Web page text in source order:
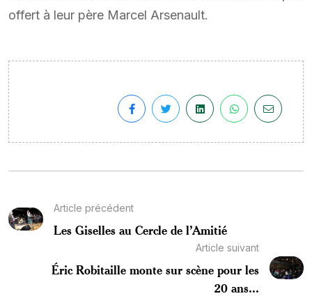
offert à leur père Marcel Arsenault.
Article précédent
Les Giselles au Cercle de l’Amitié
Article suivant
Éric Robitaille monte sur scène pour les
20 ans...